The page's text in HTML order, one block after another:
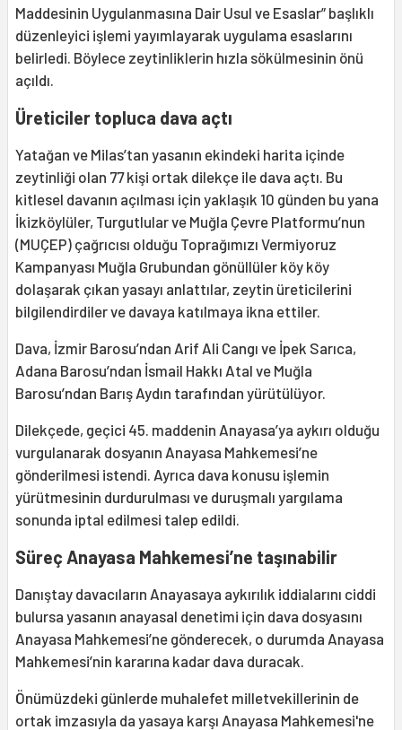
Maddesinin Uygulanmasına Dair Usul ve Esaslar” başlıklı
düzenleyici işlemi yayımlayarak uygulama esaslarını
belirledi. Böylece zeytinliklerin hızla sökülmesinin önü
açıldı.
Üreticiler topluca dava açtı
Yatağan ve Milas’tan yasanın ekindeki harita içinde
zeytinliği olan 77 kişi ortak dilekçe ile dava açtı. Bu
kitlesel davanın açılması için yaklaşık 10 günden bu yana
İkizköylüler, Turgutlular ve Muğla Çevre Platformu’nun
(MUÇEP) çağrıcısı olduğu Toprağımızı Vermiyoruz
Kampanyası Muğla Grubundan gönüllüler köy köy
dolaşarak çıkan yasayı anlattılar, zeytin üreticilerini
bilgilendirdiler ve davaya katılmaya ikna ettiler.
Dava, İzmir Barosu’ndan Arif Ali Cangı ve İpek Sarıca,
Adana Barosu’ndan İsmail Hakkı Atal ve Muğla
Barosu’ndan Barış Aydın tarafından yürütülüyor.
Dilekçede, geçici 45. maddenin Anayasa’ya aykırı olduğu
vurgulanarak dosyanın Anayasa Mahkemesi’ne
gönderilmesi istendi. Ayrıca dava konusu işlemin
yürütmesinin durdurulması ve duruşmalı yargılama
sonunda iptal edilmesi talep edildi.
Süreç Anayasa Mahkemesi’ne taşınabilir
Danıştay davacıların Anayasaya aykırılık iddialarını ciddi
bulursa yasanın anayasal denetimi için dava dosyasını
Anayasa Mahkemesi’ne gönderecek, o durumda Anayasa
Mahkemesi’nin kararına kadar dava duracak.
Önümüzdeki günlerde muhalefet milletvekillerinin de
ortak imzasıyla da yasaya karşı Anayasa Mahkemesi'ne